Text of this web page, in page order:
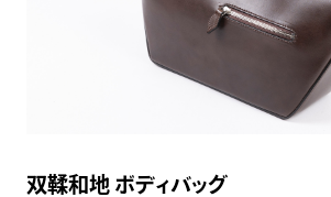
双鞣和地 ボディバッグ